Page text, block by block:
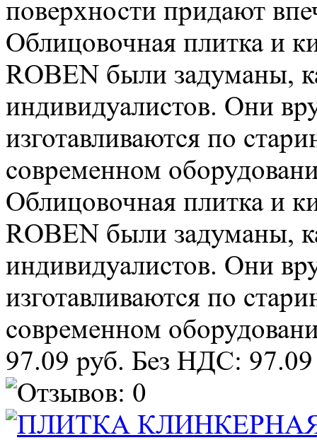
поверхности придают
Облицовочная плитка и
ROBEN были задуманы,
индивидуалистов. Они
изготавливаются по
современном
Облицовочная плитка и
ROBEN были задуманы,
индивидуалистов. Они
изготавливаются по
современном
97.09 руб. Без НДС: 97.09